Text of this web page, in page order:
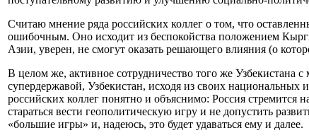
Считаю мнение ряда российских коллег о том, что
ошибочным. Оно исходит из беспокойства положением
Азии, уверен, не смогут оказать решающего влияния (о
В целом же, активное сотрудничество того же
супердержавой, Узбекистан, исходя из своих
российских коллег понятно и объяснимо: Россия
стараться вести геополитическую игру и не допустить
«большие игры» и, надеюсь, это будет удаваться ему и далее.